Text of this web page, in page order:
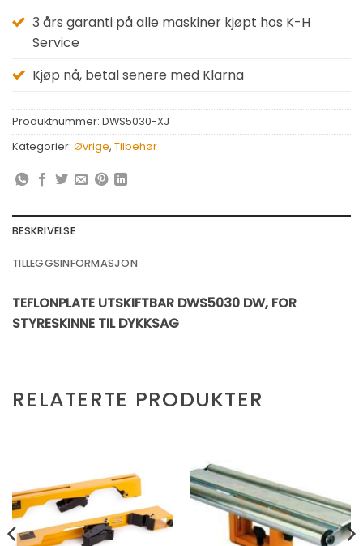
3 års garanti på alle maskiner kjøpt hos K-H
Service
Kjøp nå, betal senere med Klarna
Produktnummer: DWS5030-XJ
Kategorier: Øvrige, Tilbehør
BESKRIVELSE
TILLEGGSINFORMASJON
TEFLONPLATE UTSKIFTBAR DWS5030 DW, FOR
STYRESKINNE TIL DYKKSAG
RELATERTE PRODUKTER